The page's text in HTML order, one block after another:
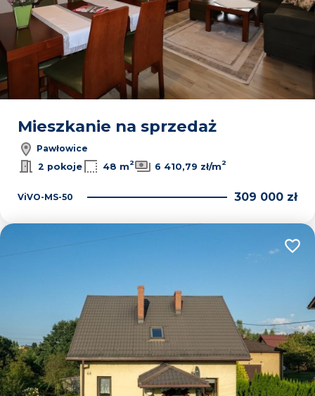
Mieszkanie na sprzedaż
Pawłowice
2 pokoje
48 m2 6 410,79 zł/m2
ViVO-MS-50 309 000 zł